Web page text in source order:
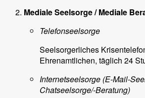
Mediale Seelsorge / Mediale
Telefonseelsorge
Seelsorgerliches
Ehrenamtlichen, täglich 24
Internetseelsorge (E-Mail-
Chatseelsorge/-Beratung)